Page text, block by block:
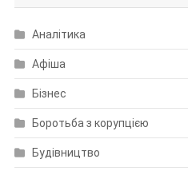
Аналітика
Афіша
Бізнес
Боротьба з корупцією
Будівництво